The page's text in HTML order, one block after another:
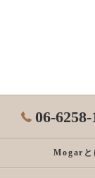
06-6258-
Mogarと